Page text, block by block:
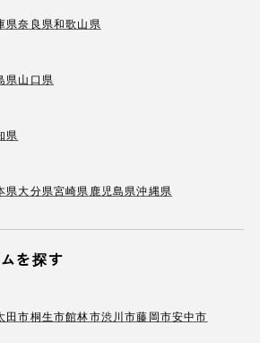
県奈良県和歌山県
県山口県
県
県大分県宮崎県 鹿児島県沖縄県
を探す
田市桐生市館林市渋川市藤岡市安中市